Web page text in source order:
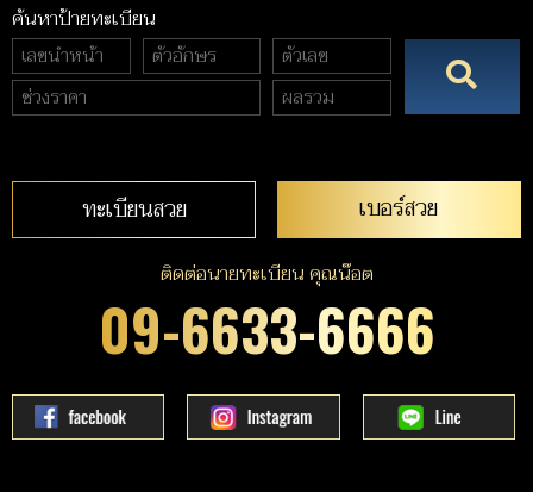
ค้นหาป้ายทะเบียน
ทะเบียนสวย เบอร์สวย
ติดต่อนายทะเบียน คุณน๊อต
09-6633-6666